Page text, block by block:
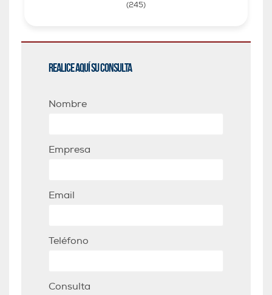
(245)
Realice aquí su consulta
Nombre
Empresa
Email
Teléfono
Consulta